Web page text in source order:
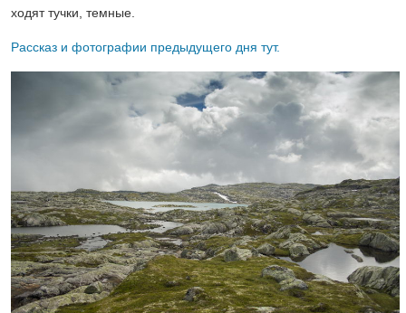
ходят тучки, темные.
Рассказ и фотографии предыдущего дня тут.